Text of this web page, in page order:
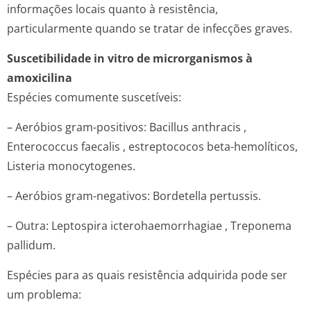
informações locais quanto à resistência,
particularmente quando se tratar de infecções graves.
Suscetibilidade in vitrode microrganismos à
amoxicilina
Espécies comumente suscetíveis:
– Aeróbios gram-positivos: Bacillus anthracis ,
Enterococcus faecalis , estreptococos beta-hemolíticos,
Listeria monocytogenes.
– Aeróbios gram-negativos: Bordetella pertussis.
– Outra: Leptospira icterohaemorrha­giae , Treponema
pallidum.
Espécies para as quais resistência adquirida pode ser
um problema: